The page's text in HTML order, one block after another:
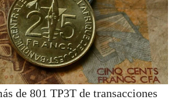
de 801 TP3T de transacciones